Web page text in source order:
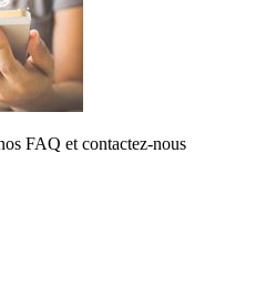
FAQ et contactez-nous